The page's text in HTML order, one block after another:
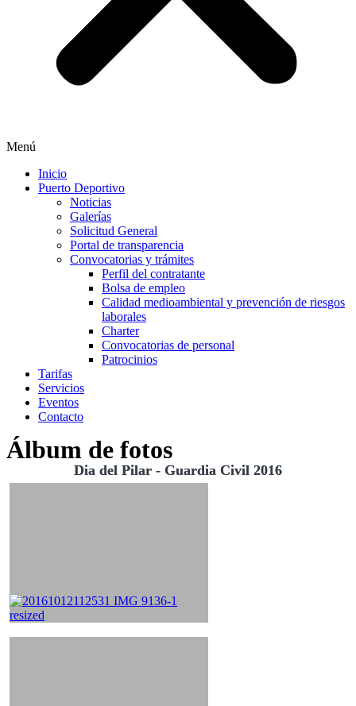
Menú
Inicio
Puerto Deportivo
Noticias
Galerías
Solicitud General
Portal de transparencia
Convocatorias y trámites
Perfil del contratante
Bolsa de empleo
Calidad medioambiental y prevención de riesgos
laborales
Charter
Convocatorias de personal
Patrocinios
Tarifas
Servicios
Eventos
Contacto
Álbum de fotos
Dia del Pilar - Guardia Civil 2016